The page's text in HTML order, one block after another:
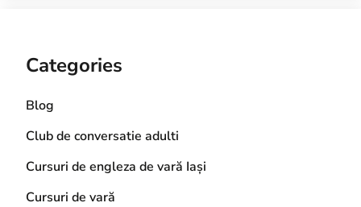
Categories
Blog
Club de conversatie adulti
Cursuri de engleza de vară Iași
Cursuri de vară